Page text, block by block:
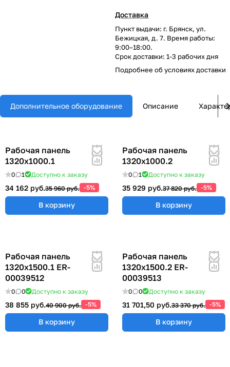
Доставка
Пункт выдачи: г. Брянск, ул.
Бежицкая, д. 7. Время работы:
9:00–18:00.
Срок доставки: 1-3 рабочих дня
Подробнее обусловиях доставки
Дополнительное оборудование Описание
Рабочая панель
1320х1000.1
0 1 Доступно к заказу
34 162 руб.35 960 руб. -5%
В корзину
Рабочая панель
1320х1000.2
0 1 Доступно к заказу
35 929 руб.37 820 руб. -5%
В корзину
Рабочая панель
1320х1500.1 ER-
00039512
0 0 Доступно к заказу
38 855 руб.40 900 руб. -5%
В корзину
Рабочая панель
1320х1500.2 ER-
00039513
0 0 Доступно к заказу
31 701,50 руб.33 370 руб. -5%
В корзину